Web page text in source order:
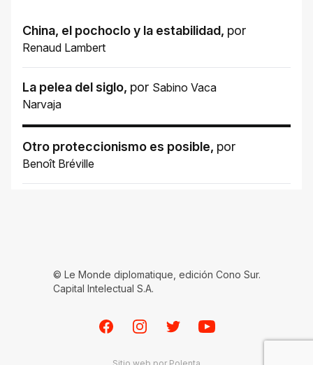
China, el pochoclo y la estabilidad, por
Renaud Lambert
La pelea del siglo, por Sabino Vaca
Narvaja
Otro proteccionismo es posible, por
Benoît Bréville
© Le Monde diplomatique, edición Cono Sur.
Capital Intelectual S.A.
FacebookInstagramTwitterYoutube